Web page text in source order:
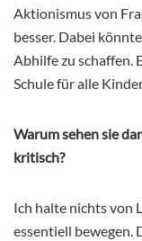
Aktionismus von
besser. Dabei
Abhilfe zu schaffen.
Schule für alle
Warum sehen sie
kritisch?
Ich halte nichts von
essentiell bewegen.